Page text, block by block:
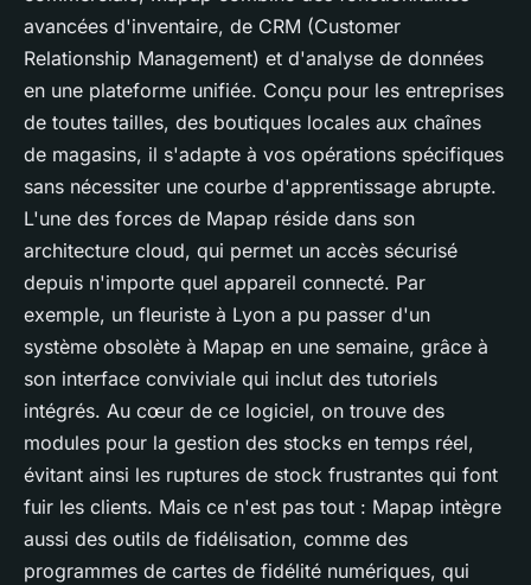
avancées d'inventaire, de CRM (Customer
Relationship Management) et d'analyse de données
en une plateforme unifiée. Conçu pour les entreprises
de toutes tailles, des boutiques locales aux chaînes
de magasins, il s'adapte à vos opérations spécifiques
sans nécessiter une courbe d'apprentissage abrupte.
L'une des forces de Mapap réside dans son
architecture cloud, qui permet un accès sécurisé
depuis n'importe quel appareil connecté. Par
exemple, un fleuriste à Lyon a pu passer d'un
système obsolète à Mapap en une semaine, grâce à
son interface conviviale qui inclut des tutoriels
intégrés. Au cœur de ce logiciel, on trouve des
modules pour la gestion des stocks en temps réel,
évitant ainsi les ruptures de stock frustrantes qui font
fuir les clients. Mais ce n'est pas tout : Mapap intègre
aussi des outils de fidélisation, comme des
programmes de cartes de fidélité numériques, qui